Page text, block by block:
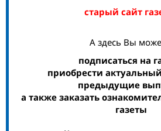
старый сайт
А здесь Вы
подписаться на
приобрести
предыдущие
а также заказать
газеты